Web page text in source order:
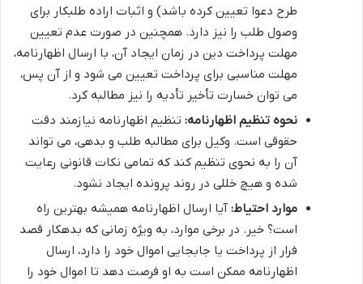
طرح دعوا تعیین کرده باشد) و اثبات اراده طلبکار برای
وصول طلب را نیز دارد. همچنین در صورت عدم تعیین
مهلت پرداخت دین در زمان ایجاد آن، با ارسال اظهارنامه،
مهلت مناسبی برای پرداخت تعیین می شود و از آن پس،
می توان خسارت تأخیر تأدیه را نیز مطالبه کرد.
نحوه تنظیم اظهارنامه: تنظیم اظهارنامه نیازمند دقت
حقوقی است. وکیل برای مطالبه طلب و بدهی، می تواند
آن را به نحوی تنظیم کند که تمامی نکات قانونی رعایت
شده و هیچ خللی در روند پرونده ایجاد نشود.
موارد احتیاط: آیا ارسال اظهارنامه همیشه بهترین راه
است؟ خیر. در برخی موارد، به ویژه زمانی که بدهکار قصد
فرار از پرداخت یا جابجایی اموال خود را دارد، ارسال
اظهارنامه ممکن است به او فرصت دهد تا اموال خود را